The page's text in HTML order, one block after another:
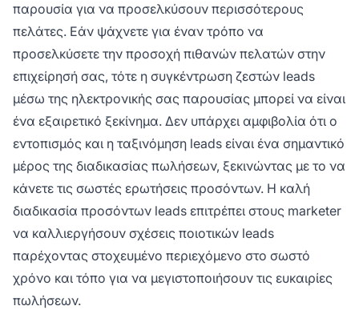
παρουσία για να προσελκύσουν περισσότερους
πελάτες. Εάν ψάχνετε για έναν τρόπο να
προσελκύσετε την προσοχή πιθανών πελατών στην
επιχείρησή σας, τότε η συγκέντρωση ζεστών leads
μέσω της ηλεκτρονικής σας παρουσίας μπορεί να είναι
ένα εξαιρετικό ξεκίνημα. Δεν υπάρχει αμφιβολία ότι ο
εντοπισμός και η ταξινόμηση leads είναι ένα σημαντικό
μέρος της διαδικασίας πωλήσεων, ξεκινώντας με το να
κάνετε τις σωστές ερωτήσεις προσόντων. Η καλή
διαδικασία προσόντων leads επιτρέπει στους marketer
να καλλιεργήσουν σχέσεις ποιοτικών leads
παρέχοντας στοχευμένο περιεχόμενο στο σωστό
χρόνο και τόπο για να μεγιστοποιήσουν τις ευκαιρίες
πωλήσεων.